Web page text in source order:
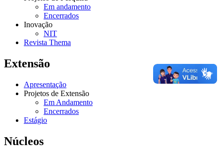
Em andamento
Encerrados
Inovação
NIT
Revista Thema
Extensão
Apresentação
Projetos de Extensão
Em Andamento
Encerrados
Estágio
Núcleos